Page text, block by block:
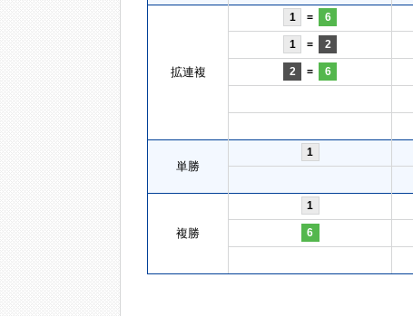
拡連複
1 = 6
1 = 2
2 = 6
単勝
1
複勝
1
6